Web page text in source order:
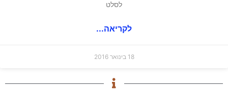
לסלט
לקריאה...
18 בינואר 2016